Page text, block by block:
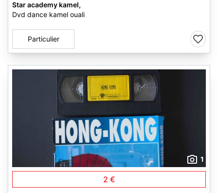
Star academy kamel,
Dvd dance kamel ouali
Particulier
1
2 €